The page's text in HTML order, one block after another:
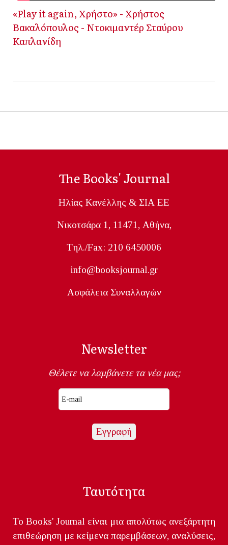
«Play it again, Χρήστο» - Χρήστος
Βακαλόπουλος - Ντοκιμαντέρ Σταύρου
Καπλανίδη
The Books' Journal
Ηλίας Κανέλλης & ΣΙΑ ΕΕ
Nικοτσάρα 1, 11471, Aθήνα,
Tηλ./Fax: 210 6450006
info@booksjournal.gr
Ασφάλεια Συναλλαγών
Newsletter
Θέλετε να λαμβάνετε τα νέα μας;
Ταυτότητα
Το Books' Journal είναι μια απολύτως ανεξάρτητη
επιθεώρηση με κείμενα παρεμβάσεων, αναλύσεις,